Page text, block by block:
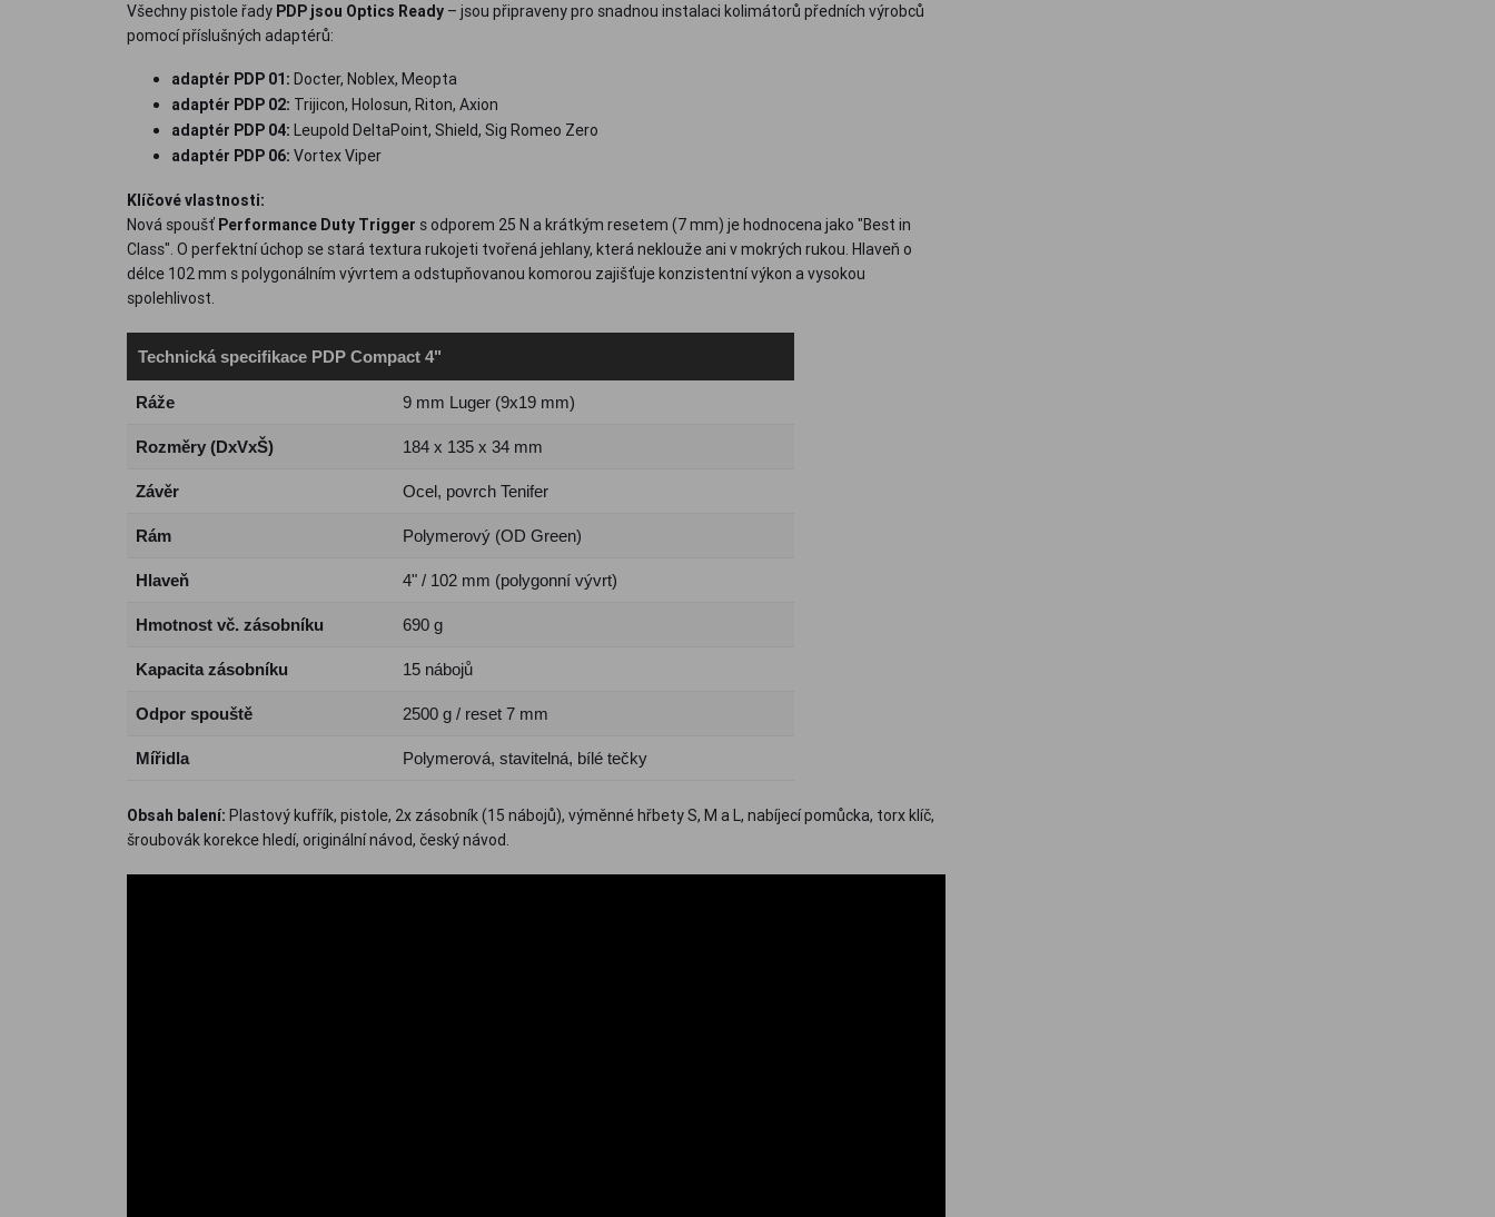
Všechny pistole řady PDP jsou Optics Ready – jsou připraveny pro snadnou instalaci kolimátorů předních výrobců
pomocí příslušných adaptérů:
adaptér PDP 01: Docter, Noblex, Meopta
adaptér PDP 02: Trijicon, Holosun, Riton, Axion
adaptér PDP 04: Leupold DeltaPoint, Shield, Sig Romeo Zero
adaptér PDP 06: Vortex Viper
Klíčové vlastnosti:
Nová spoušť Performance Duty Trigger s odporem 25 N a krátkým resetem (7 mm) je hodnocena jako "Best in
Class". O perfektní úchop se stará textura rukojeti tvořená jehlany, která neklouže ani v mokrých rukou. Hlaveň o
délce 102 mm s polygonálním vývrtem a odstupňovanou komorou zajišťuje konzistentní výkon a vysokou
spolehlivost.
Technická specifikace PDP Compact 4"
Ráže 9 mm Luger (9x19 mm)
Rozměry (DxVxŠ) 184 x 135 x 34 mm
Závěr Ocel, povrch Tenifer
Rám Polymerový (OD Green)
Hlaveň 4" / 102 mm (polygonní vývrt)
Hmotnost vč. zásobníku 690 g
Kapacita zásobníku 15 nábojů
Odpor spouště 2500 g / reset 7 mm
Mířidla Polymerová, stavitelná, bílé tečky
Obsah balení: Plastový kufřík, pistole, 2x zásobník (15 nábojů), výměnné hřbety S, M a L, nabíjecí pomůcka, torx klíč,
šroubovák korekce hledí, originální návod, český návod.